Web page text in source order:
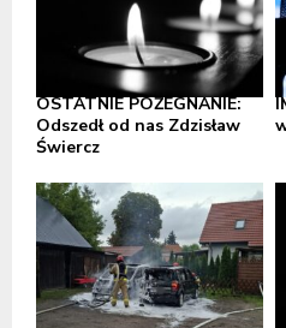
OSTATNIE POŻEGNANIE:
Odszedł od nas Zdzisław
Świercz